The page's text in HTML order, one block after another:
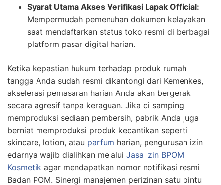
Syarat Utama Akses Verifikasi Lapak Official:
Mempermudah pemenuhan dokumen kelayakan
saat mendaftarkan status toko resmi di berbagai
platform pasar digital harian.
Ketika kepastian hukum terhadap produk rumah
tangga Anda sudah resmi dikantongi dari Kemenkes,
akselerasi pemasaran harian Anda akan bergerak
secara agresif tanpa keraguan. Jika di samping
memproduksi sediaan pembersih, pabrik Anda juga
berniat memproduksi produk kecantikan seperti
skincare, lotion, atau parfum harian, pengurusan izin
edarnya wajib dialihkan melalui Jasa Izin BPOM
Kosmetik agar mendapatkan nomor notifikasi resmi
Badan POM. Sinergi manajemen perizinan satu pintu